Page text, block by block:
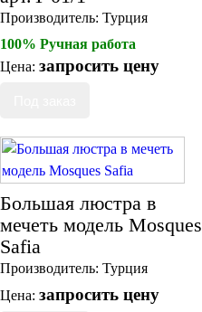
Производитель: Турция
100% Ручная работа
Цена: запросить цену
Большая люстра в
мечеть модель Mosques
Safia
Производитель: Турция
Цена: запросить цену